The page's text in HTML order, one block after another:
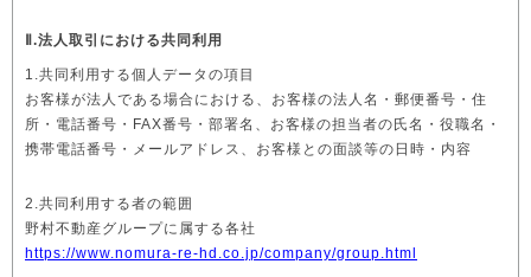
Ⅱ.法人取引における共同利用
1.共同利用する個人データの項目
お客様が法人である場合における、お客様の法人名・郵便番号・住
所・電話番号・FAX番号・部署名、お客様の担当者の氏名・役職名・
携帯電話番号・メールアドレス、お客様との面談等の日時・内容
2.共同利用する者の範囲
野村不動産グループに属する各社
https://www.nomura-re-hd.co.jp/company/group.html